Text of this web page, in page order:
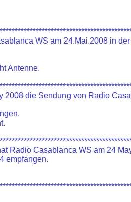
WS am 24.Mai.2008 in
Antenne.
die Sendung von Radio
Radio Casablanca WS am 24
empfangen.